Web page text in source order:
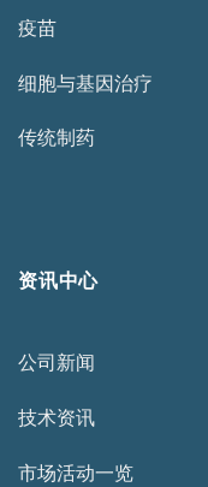
疫苗
细胞与基因治疗
传统制药
资讯中心
公司新闻
技术资讯
市场活动一览